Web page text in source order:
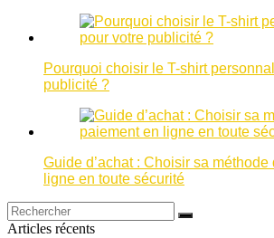
Pourquoi choisir le T-shirt
publicité ?
Guide d’achat : Choisir sa méthode
ligne en toute sécurité
Articles récents